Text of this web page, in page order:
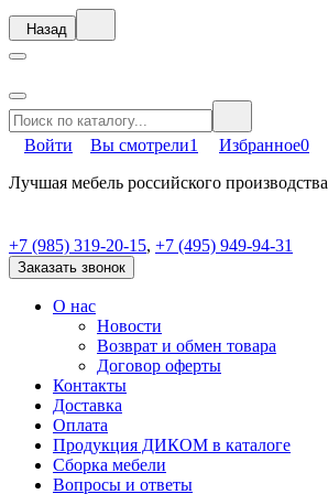
Назад
Войти Вы смотрели1 Избранное0
Лучшая мебель российского производства
+7 (985) 319-20-15, +7 (495) 949-94-31
Заказать звонок
О нас
Новости
Возврат и обмен товара
Договор оферты
Контакты
Доставка
Оплата
Продукция ДИКОМ в каталоге
Сборка мебели
Вопросы и ответы